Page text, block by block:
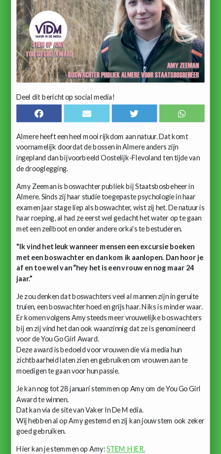
Deel dit bericht op social media!
Almere heeft een heel mooi rijkdom aan natuur. Dat komt
voornamelijk doordat de bossen in Almere anders zijn
ingepland dan bijvoorbeeld Oostelijk-Flevoland ten tijde van
de drooglegging.
Amy Zeeman is boswachter publiek bij Staatsbosbeheer in
Almere. Sinds zij haar studie toegepaste psychologie in haar
examen jaar stage liep als boswachter, wist zij het. De natuur is
haar roeping, al had ze eerst wel gedacht het water op te gaan
met een zeilboot en onder andere orka's te bestuderen.
"Ik vind het leuk wanneer mensen een excursie boeken
met een boswachter en dan kom ik aanlopen. Dan hoor je
af en toe wel van “hey het is een vrouw en nog maar 24
jaar.”
Je zou denken dat boswachters veel al mannen zijn in geruite
truien, een boswachter hoed en grijs haar. Niks is minder waar.
Er komen volgens Amy steeds meer vrouwelijke boswachters
bij en zij vind het dan ook waanzinnig dat ze is genomineerd
voor de You Go Girl Award.
Deze award is bedoeld voor vrouwen die via media hun
zichtbaarheid laten zien en gebruiken om vrouwen aan te
moedigen te gaan voor hun passie.
Je kan nog tot 28 januari stemmen op Amy om de You Go Girl
Award te winnen.
Dat kan via de site van Vaker In De Media.
Wij hebben al op Amy gestemd en zij kan jouw stem ook zeker
goed gebruiken.
Hier kan je stemmen op Amy:STEM HIER.